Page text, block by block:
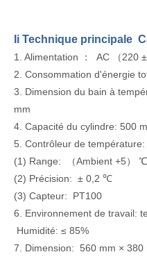
Ii Technique principale
1. Alimentation ： AC （220
2. Consommation d'énergie
3. Dimension du bain à
mm
4. Capacité du cylindre: 500
5. Contrôleur de température:
(1) Range: （Ambient +5）
(2) Précision: ± 0,2 ℃
(3) Capteur: PT100
6. Environnement de travail:
Humidité: ≤ 85%
7. Dimension: 560 mm × 380